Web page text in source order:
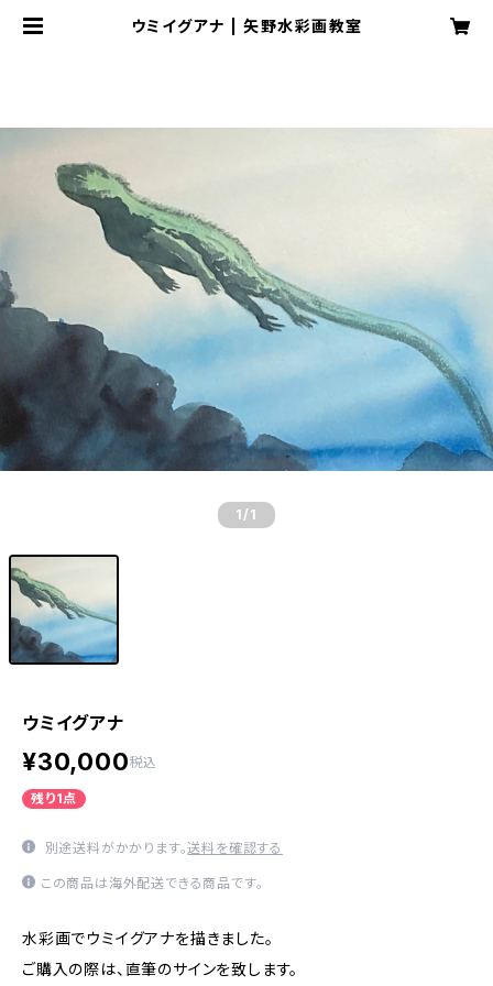
ウミイグアナ | 矢野水彩画教室
1 /1
ウミイグアナ
¥30,000税込
残り1点
別途送料がかかります。送料を確認する
この商品は海外配送できる商品です。
水彩画でウミイグアナを描きました。
ご購入の際は、直筆のサインを致します。